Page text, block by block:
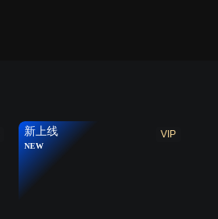
VIP
新上线
NEW